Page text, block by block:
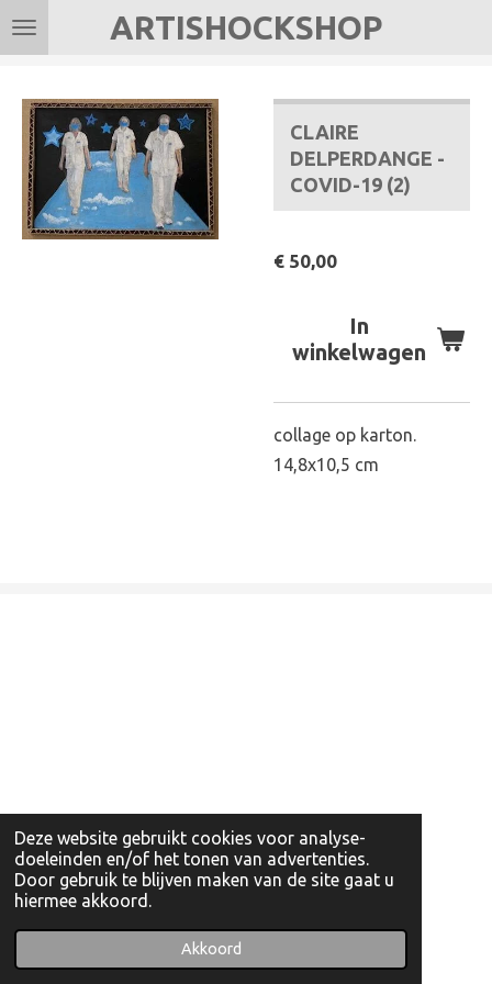
Deze website gebruikt cookies voor analyse-
doeleinden en/of het tonen van advertenties.
Door gebruik te blijven maken van de site gaat u
hiermee akkoord.
Akkoord
Ga
direct
de
hoofdinhoud
ARTISHOCKSHOP
CLAIRE
DELPERDANGE -
COVID-19 (2)
€ 50,00
In
winkelwagen
collage op karton.
14,8x10,5 cm